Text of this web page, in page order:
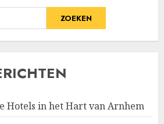
ZOEKEN
Hotels in het Hart van Arnhem